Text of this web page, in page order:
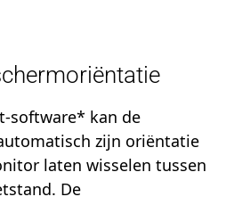
software* kan de
zijn oriëntatie
laten wisselen tussen
De